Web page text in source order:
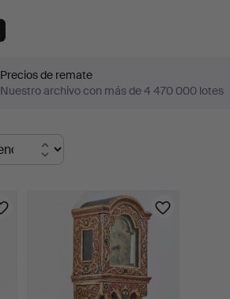
Precios de remate
Nuestro archivo con más de 4 470 000 lotes